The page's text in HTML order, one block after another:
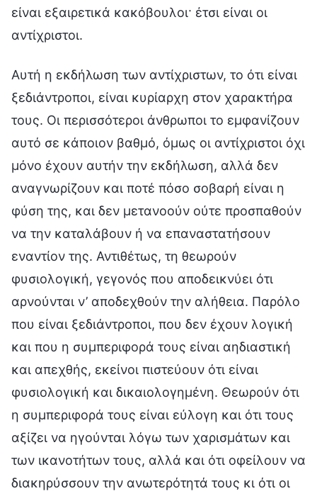
είναι εξαιρετικά κακόβουλοι· έτσι είναι οι
αντίχριστοι.
Αυτή η εκδήλωση των αντίχριστων, το ότι είναι
ξεδιάντροποι, είναι κυρίαρχη στον χαρακτήρα
τους. Οι περισσότεροι άνθρωποι το εμφανίζουν
αυτό σε κάποιον βαθμό, όμως οι αντίχριστοι όχι
μόνο έχουν αυτήν την εκδήλωση, αλλά δεν
αναγνωρίζουν και ποτέ πόσο σοβαρή είναι η
φύση της, και δεν μετανοούν ούτε προσπαθούν
να την καταλάβουν ή να επαναστατήσουν
εναντίον της. Αντιθέτως, τη θεωρούν
φυσιολογική, γεγονός που αποδεικνύει ότι
αρνούνται ν’ αποδεχθούν την αλήθεια. Παρόλο
που είναι ξεδιάντροποι, που δεν έχουν λογική
και που η συμπεριφορά τους είναι αηδιαστική
και απεχθής, εκείνοι πιστεύουν ότι είναι
φυσιολογική και δικαιολογημένη. Θεωρούν ότι
η συμπεριφορά τους είναι εύλογη και ότι τους
αξίζει να ηγούνται λόγω των χαρισμάτων και
των ικανοτήτων τους, αλλά και ότι οφείλουν να
διακηρύσσουν την ανωτερότητά τους κι ότι οι